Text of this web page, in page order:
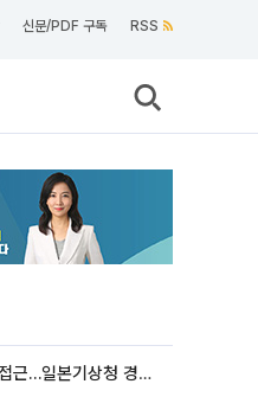
신문/PDF 구독 RSS
태풍 '돌핀' 오키나와 접근…일본기상청 경로 업데이트